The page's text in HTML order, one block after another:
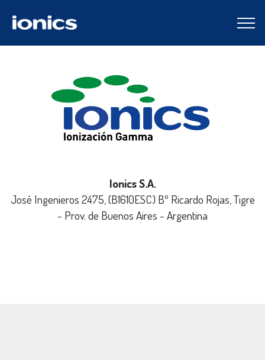
Ionics S.A.
José Ingenieros 2475, (B1610ESC) Bº Ricardo Rojas, Tigre
- Prov. de Buenos Aires - Argentina